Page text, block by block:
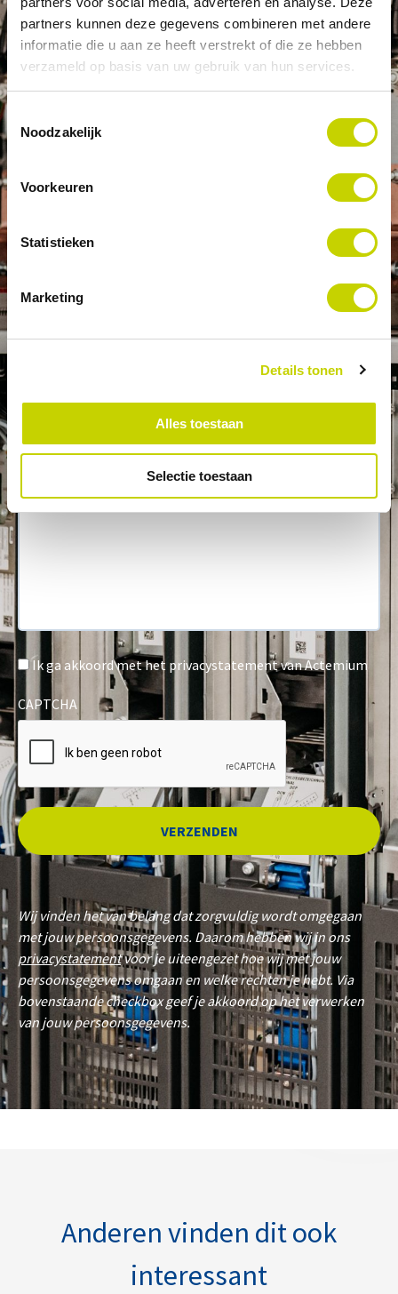
partners kunnen deze gegevens combineren met andere
informatie die u aan ze heeft verstrekt of die ze hebben
verzameld op basis van uw gebruik van hun services.
Noodzakelijk
Voorkeuren
Statistieken
Marketing
Details tonen
Alles toestaan
Selectie toestaan
Naam (voor- en achternaam) *
Ik ga akkoord met het privacystatement van Actemium
CAPTCHA
Wij vinden het van belang dat zorgvuldig wordt omgegaan
met jouw persoonsgegevens. Daarom hebben wij in ons
privacystatementvoor je uiteengezet hoe wij met jouw
persoonsgegevens omgaan en welke rechten je hebt. Via
bovenstaande checkbox geef je akkoord op het verwerken
van jouw persoonsgegevens.
Anderen vinden dit ook
interessant